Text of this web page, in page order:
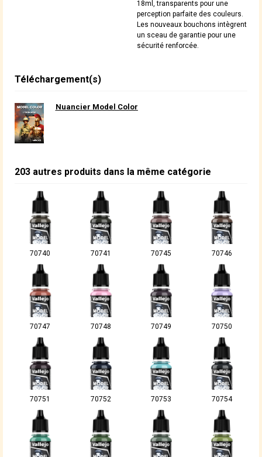
18ml, transparents pour une
perception parfaite des couleurs.
Les nouveaux bouchons intègrent
un sceau de garantie pour une
sécurité renforcée.
Téléchargement(s)
Nuancier Model Color
203 autres produits dans la même catégorie
70740 70741 70745 70746
70747 70748 70749 70750
70751 70752 70753 70754